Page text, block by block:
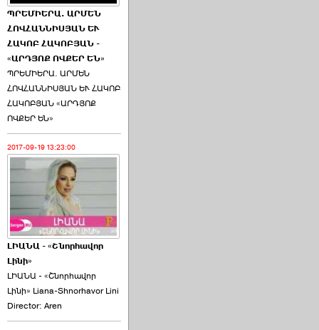
ՊՐԵՄԻԵՐԱ. ԱՐՄԵՆ
ՀՈՎՀԱՆՆԻՍՅԱՆ ԵՒ
ՀԱԿՈԲ ՀԱԿՈԲՅԱՆ -
«ԱՐԴՅՈՔ ՈՎՔԵՐ ԵՆ»
ՊՐԵՄԻԵՐԱ. ԱՐՄԵՆ
ՀՈՎՀԱՆՆԻՍՅԱՆ ԵՒ ՀԱԿՈԲ
ՀԱԿՈԲՅԱՆ «ԱՐԴՅՈՔ
ՈՎՔԵՐ ԵՆ»
2017-09-19 13:23:00
ԼԻԱՆԱ - «Շնորհավոր
Լինի»
ԼԻԱՆԱ - «Շնորհավոր
Լինի» Liana-Shnorhavor Lini
Director: Aren